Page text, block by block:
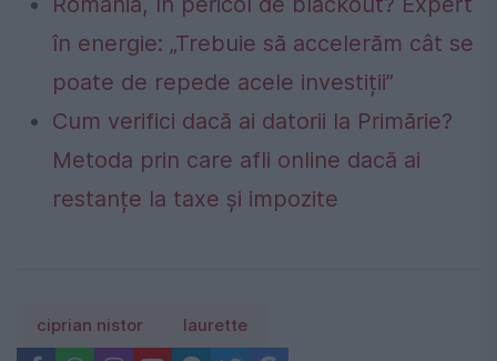
în energie: „Trebuie să accelerăm cât se
poate de repede acele investiții”
Cum verifici dacă ai datorii la Primărie?
Metoda prin care afli online dacă ai
restanțe la taxe și impozite
ciprian nistor laurette